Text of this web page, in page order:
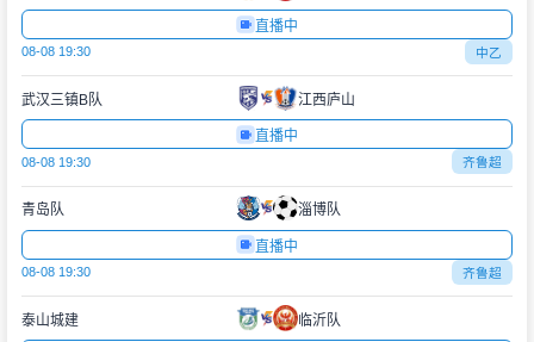
直播中
08-08 19:30 中乙
武汉三镇B队 江西庐山
直播中
08-08 19:30 齐鲁超
青岛队 淄博队
直播中
08-08 19:30 齐鲁超
泰山城建 临沂队